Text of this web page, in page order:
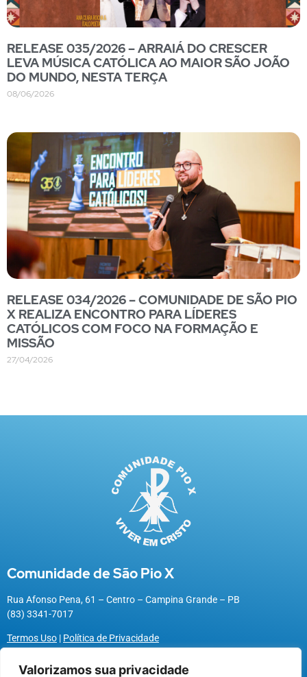
Valorizamos sua privacidade
RELEASE 035/2026 – ARRAIÁ DO CRESCER
LEVA MÚSICA CATÓLICA AO MAIOR SÃO JOÃO
DO MUNDO, NESTA TERÇA
08/06/2026
RELEASE 034/2026 – COMUNIDADE DE SÃO PIO
X REALIZA ENCONTRO PARA LÍDERES
CATÓLICOS COM FOCO NA FORMAÇÃO E
MISSÃO
27/04/2026
Comunidade de São Pio X
Rua Afonso Pena, 61 – Centro – Campina Grande – PB
(83) 3341-7017
Termos Uso | Política de Privacidade